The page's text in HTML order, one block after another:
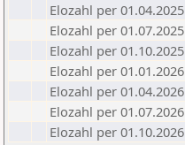
Elozahl per 01.04.2025
Elozahl per 01.07.2025
Elozahl per 01.10.2025
Elozahl per 01.01.2026
Elozahl per 01.04.2026
Elozahl per 01.07.2026
Elozahl per 01.10.2026